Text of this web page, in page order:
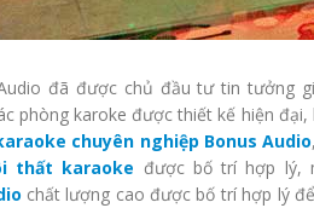
đã được chủ đầu tư tin tưởng
phòng karoke được thiết kế hiện
chuyên nghiệp Bonus Audio
thất karaoke được bố trí hợp lý,
chất lượng cao được bố trí hợp lý